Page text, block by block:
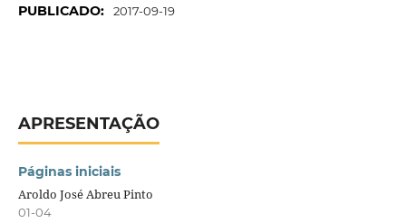
PUBLICADO: 2017-09-19
APRESENTAÇÃO
Páginas iniciais
Aroldo José Abreu Pinto
01-04